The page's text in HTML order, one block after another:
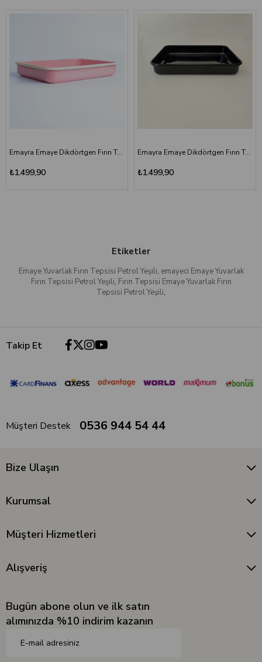
Emayra Emaye Dikdörtgen Fırın Tepsisi 25x35x5 cm | Gül Kurusu
₺1.499,90
Emayra Emaye Dikdörtgen Fırın Tepsisi 25x35x5 cm | Siyah
₺1.499,90
Etiketler
Emaye Yuvarlak Fırın Tepsisi Petrol Yeşili, emayeci Emaye Yuvarlak
Fırın Tepsisi Petrol Yeşili, Fırın Tepsisi Emaye Yuvarlak Fırın
Tepsisi Petrol Yeşili,
Takip Et
Müşteri Destek 0536 944 54 44
Bize Ulaşın
Kurumsal
Müşteri Hizmetleri
Alışveriş
Bugün abone olun ve ilk satın
alımınızda %10 indirim kazanın